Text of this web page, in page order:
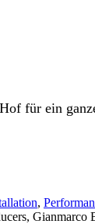
für ein
,